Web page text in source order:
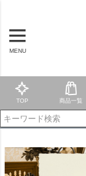
MENU
TOP 商品一覧